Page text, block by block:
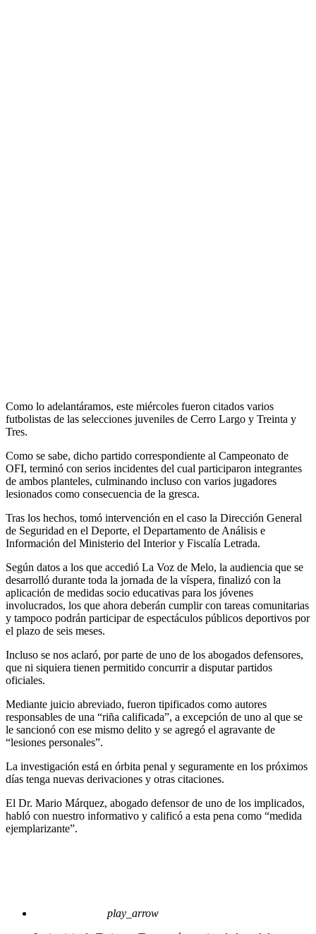
Como lo adelantáramos, este miércoles fueron citados varios
futbolistas de las selecciones juveniles de Cerro Largo y Treinta y
Tres.
Como se sabe, dicho partido correspondiente al Campeonato de
OFI, terminó con serios incidentes del cual participaron integrantes
de ambos planteles, culminando incluso con varios jugadores
lesionados como consecuencia de la gresca.
Tras los hechos, tomó intervención en el caso la Dirección General
de Seguridad en el Deporte, el Departamento de Análisis e
Información del Ministerio del Interior y Fiscalía Letrada.
Según datos a los que accedió La Voz de Melo, la audiencia que se
desarrolló durante toda la jornada de la víspera, finalizó con la
aplicación de medidas socio educativas para los jóvenes
involucrados, los que ahora deberán cumplir con tareas comunitarias
y tampoco podrán participar de espectáculos públicos deportivos por
el plazo de seis meses.
Incluso se nos aclaró, por parte de uno de los abogados defensores,
que ni siquiera tienen permitido concurrir a disputar partidos
oficiales.
Mediante juicio abreviado, fueron tipificados como autores
responsables de una “riña calificada”, a excepción de uno al que se
le sancionó con ese mismo delito y se agregó el agravante de
“lesiones personales”.
La investigación está en órbita penal y seguramente en los próximos
días tenga nuevas derivaciones y otras citaciones.
El Dr. Mario Márquez, abogado defensor de uno de los implicados,
habló con nuestro informativo y calificó a esta pena como “medida
ejemplarizante”.
play_arrow